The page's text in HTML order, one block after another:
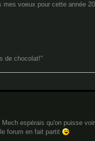
voeux pour cette année
de chocolat!"
espérais qu'on puisse
forum en fait partit